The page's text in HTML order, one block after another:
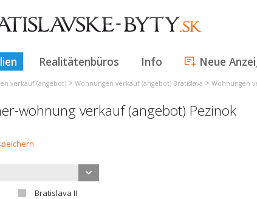
Realitätenbüros Info Neue
verkauf (angebot) > Wohnungen verkauf (angebot) Bratislava > Wohnungen
wohnung verkauf (angebot) Pezinok
Bratislava II